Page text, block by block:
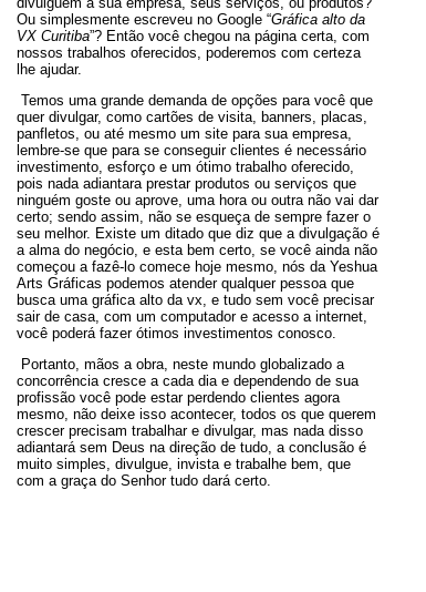
Ou simplesmente escreveu no Google “Gráfica alto da
VX Curitiba”? Então você chegou na página certa, com
nossos trabalhos oferecidos, poderemos com certeza
lhe ajudar.
Temos uma grande demanda de opções para você que
quer divulgar, como cartões de visita, banners, placas,
panfletos, ou até mesmo um site para sua empresa,
lembre-se que para se conseguir clientes é necessário
investimento, esforço e um ótimo trabalho oferecido,
pois nada adiantara prestar produtos ou serviços que
ninguém goste ou aprove, uma hora ou outra não vai dar
certo; sendo assim, não se esqueça de sempre fazer o
seu melhor. Existe um ditado que diz que a divulgação é
a alma do negócio, e esta bem certo, se você ainda não
começou a fazê-lo comece hoje mesmo, nós da Yeshua
Arts Gráficas podemos atender qualquer pessoa que
busca uma gráfica alto da vx, e tudo sem você precisar
sair de casa, com um computador e acesso a internet,
você poderá fazer ótimos investimentos conosco.
Portanto, mãos a obra, neste mundo globalizado a
concorrência cresce a cada dia e dependendo de sua
profissão você pode estar perdendo clientes agora
mesmo, não deixe isso acontecer, todos os que querem
crescer precisam trabalhar e divulgar, mas nada disso
adiantará sem Deus na direção de tudo, a conclusão é
muito simples, divulgue, invista e trabalhe bem, que
com a graça do Senhor tudo dará certo.